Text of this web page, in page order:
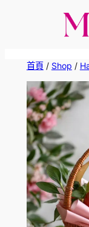
首頁/ Shop /